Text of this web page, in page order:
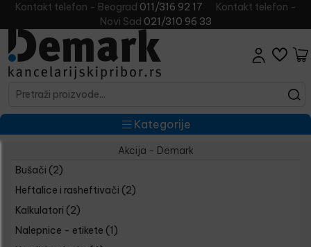
Kontakt telefon - Beograd 011/316 92 17
Kontakt telefon -
Novi Sad 021/310 96 33
Kategorije
Akcija - Demark
Bušači (2)
Heftalice i rasheftivači (2)
Kalkulatori (2)
Nalepnice - etikete (1)